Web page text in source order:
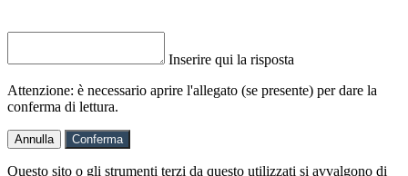
Inserire qui la risposta
Attenzione: è necessario aprire l'allegato (se presente) per dare la
conferma di lettura.
Annulla Conferma
Questo sito o gli strumenti terzi da questo utilizzati si avvalgono di